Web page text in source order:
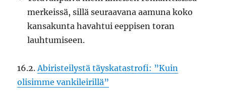
merkeissä, sillä seuraavana aamuna koko
kansakunta havahtui eeppisen toran
lauhtumiseen.
16.2.Abiristeilystä täyskatastrofi: ”Kuin
olisimme vankileirillä”